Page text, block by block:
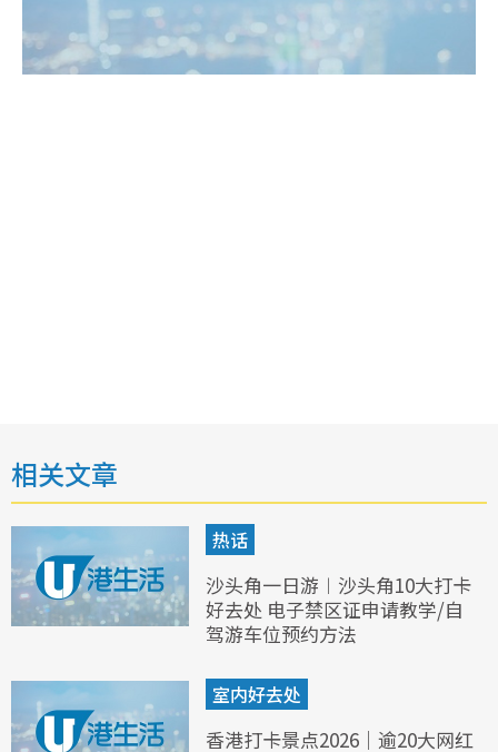
相关文章
热话
沙头角一日游︱沙头角10大打卡
好去处 电子禁区证申请教学/自
驾游车位预约方法
室内好去处
香港打卡景点2026｜逾20大网红